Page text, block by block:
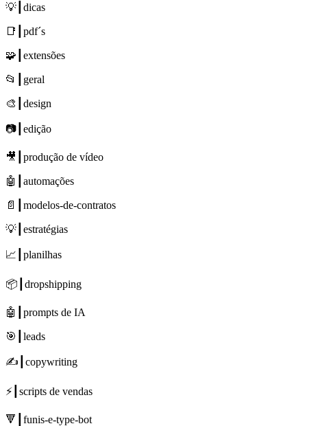
💡┃dicas
📑┃pdf´s
🧩┃extensões
📂┃geral
🎨┃design
📷┃edição
🎥┃produção de vídeo
🤖┃automações
📄┃modelos-de-contratos
💡┃estratégias
📈┃planilhas
📦┃dropshipping
🤖┃prompts de IA
🎯┃leads
✍┃copywriting
⚡┃scripts de vendas
🔻┃funis-e-type-bot